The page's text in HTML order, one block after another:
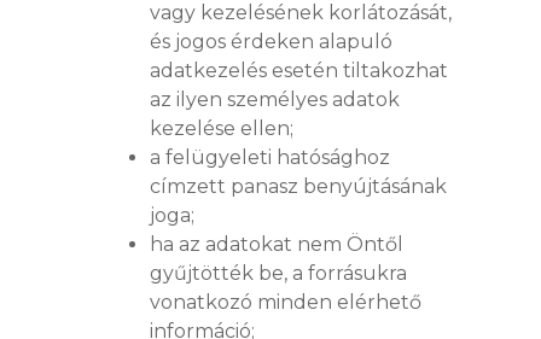
vagy kezelésének korlátozását,
és jogos érdeken alapuló
adatkezelés esetén tiltakozhat
az ilyen személyes adatok
kezelése ellen;
a felügyeleti hatósághoz
címzett panasz benyújtásának
joga;
ha az adatokat nem Öntől
gyűjtötték be, a forrásukra
vonatkozó minden elérhető
információ;